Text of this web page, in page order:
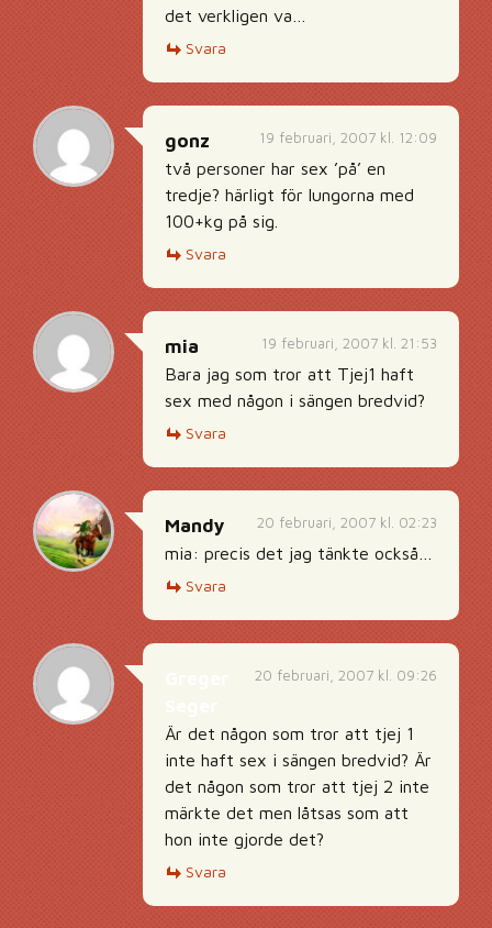
det verkligen va…
Svara
19 februari, 2007 kl. 12:09
gonz
två personer har sex ’på’ en
tredje? härligt för lungorna med
100+kg på sig.
Svara
19 februari, 2007 kl. 21:53
mia
Bara jag som tror att Tjej1 haft
sex med någon i sängen bredvid?
Svara
20 februari, 2007 kl. 02:23
Mandy
mia: precis det jag tänkte också…
Svara
20 februari, 2007 kl. 09:26
Är det någon som tror att tjej 1
inte haft sex i sängen bredvid? Är
det någon som tror att tjej 2 inte
märkte det men låtsas som att
hon inte gjorde det?
Svara